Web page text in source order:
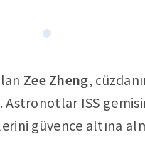
Zee Zheng,
ISS
güvence altına